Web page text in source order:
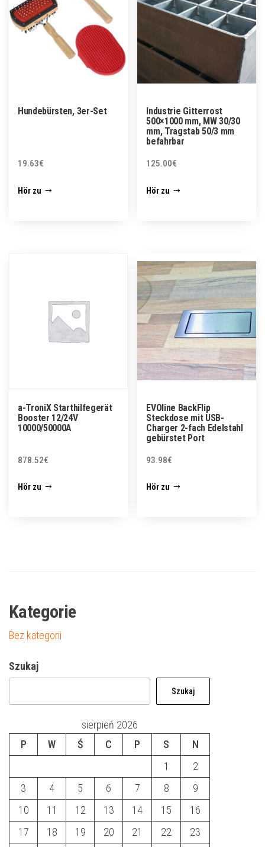
Hundebürsten, 3er-Set
19.63€
Hör zu
Industrie Gitterrost
500×1000 mm, MW 30/30
mm, Tragstab 50/3 mm
befahrbar
125.00€
Hör zu
a-TroniX Starthilfegerät
Booster 12/24V
10000/50000A
878.52€
Hör zu
EVOline BackFlip
Steckdose mit USB-
Charger 2-fach Edelstahl
gebürstet Port
93.98€
Hör zu
Kategorie
Bez kategorii
Szukaj
Szukaj
sierpień 2026
P
W Ś C P S
N
1
2
3
4 5 6 7 8
9
10
11 12 13 14 15
16
17
18 19 20 21 22 23